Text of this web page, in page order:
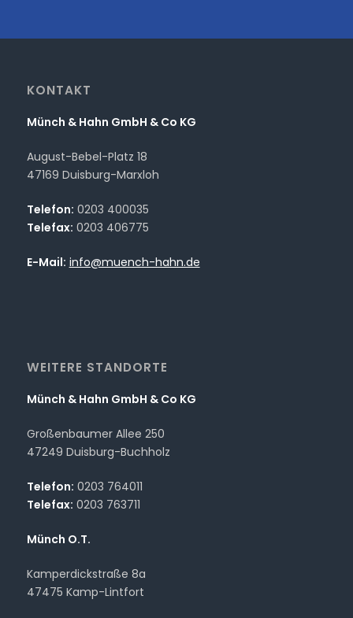
KONTAKT
Münch & Hahn GmbH & Co KG
August-Bebel-Platz 18
47169 Duisburg-Marxloh
Telefon: 0203 400035
Telefax: 0203 406775
E-Mail: info@muench-hahn.de
WEITERE STANDORTE
Münch & Hahn GmbH & Co KG
Großenbaumer Allee 250
47249 Duisburg-Buchholz
Telefon: 0203 764011
Telefax: 0203 763711
Münch O.T.
Kamperdickstraße 8a
47475 Kamp-Lintfort